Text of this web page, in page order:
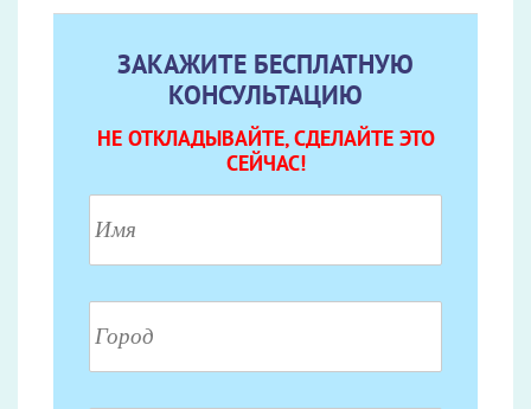
ЗАКАЖИТЕ БЕСПЛАТНУЮ
КОНСУЛЬТАЦИЮ
НЕ ОТКЛАДЫВАЙТЕ, СДЕЛАЙТЕ ЭТО
СЕЙЧАС!